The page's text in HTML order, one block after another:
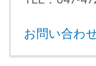
お問い合わ